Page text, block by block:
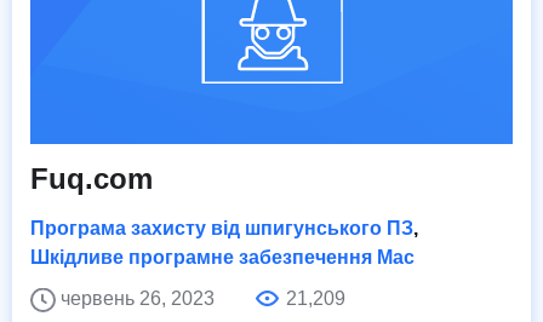
Fuq.com
Програма захисту від шпигунського ПЗ,
Шкідливе програмне забезпечення Mac
червень 26, 2023
21,209